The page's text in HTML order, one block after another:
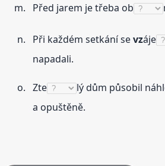
Před jarem je třeba ob
Při každém setkání sevzáje
napadali.
Zte
lý dům působil
a opuštěně.